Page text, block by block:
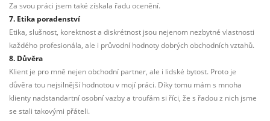
Za svou práci jsem také získala řadu ocenění.
7. Etika poradenství
Etika, slušnost, korektnost a diskrétnost jsou nejenom nezbytné vlastnosti
každého profesionála, ale i průvodní hodnoty dobrých obchodních vztahů.
8. Důvěra
Klient je pro mně nejen obchodní partner, ale i lidské bytost. Proto je
důvěra tou nejsilnější hodnotou v mojí práci. Díky tomu mám s mnoha
klienty nadstandartní osobní vazby a troufám si říci, že s řadou z nich jsme
se stali takovými přáteli.